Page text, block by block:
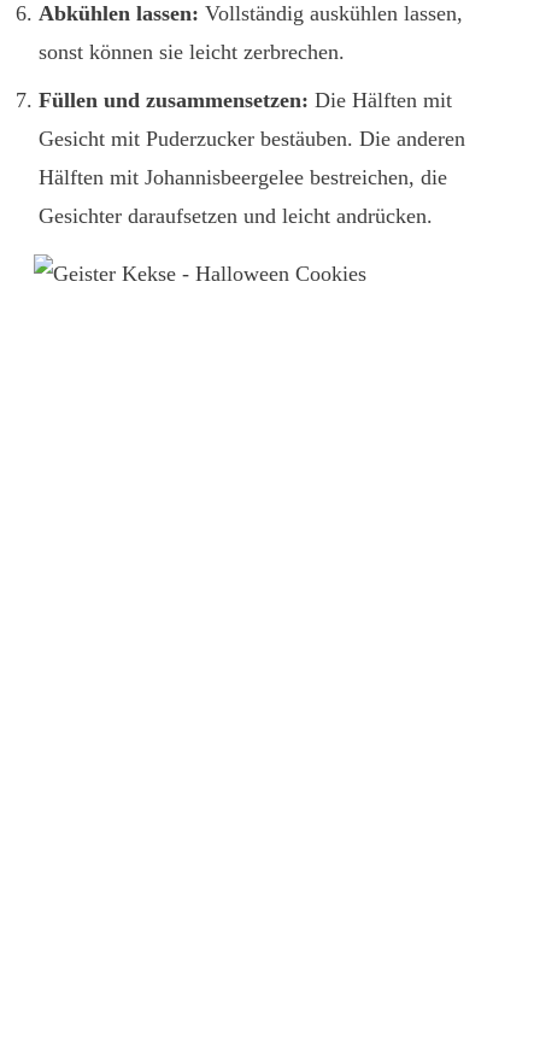
Abkühlen lassen: Vollständig auskühlen lassen,
sonst können sie leicht zerbrechen.
Füllen und zusammensetzen: Die Hälften mit
Gesicht mit Puderzucker bestäuben. Die anderen
Hälften mit Johannisbeergelee bestreichen, die
Gesichter daraufsetzen und leicht andrücken.